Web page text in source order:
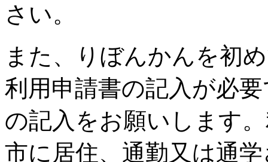
さい。
また、りぼんかんを初
利用申請書の記入が必
の記入をお願いします
市に居住、通勤又は通